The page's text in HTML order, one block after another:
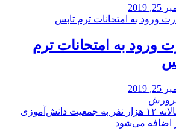
ورود به امتحانات ترم